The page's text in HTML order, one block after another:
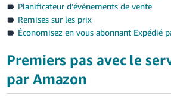
Planificateur d’événements de vente
Remises sur les prix
Économisez en vous abonnant Expédié
Premiers pas avec le
par Amazon